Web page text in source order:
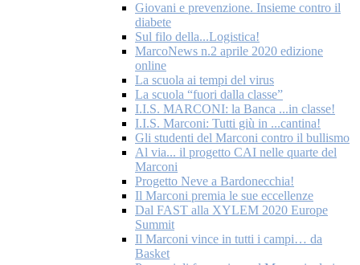
Giovani e prevenzione. Insieme contro il
diabete
Sul filo della...Logistica!
MarcoNews n.2 aprile 2020 edizione
online
La scuola ai tempi del virus
La scuola “fuori dalla classe”
I.I.S. MARCONI: la Banca ...in classe!
I.I.S. Marconi: Tutti giù in ...cantina!
Gli studenti del Marconi contro il bullismo
Al via... il progetto CAI nelle quarte del
Marconi
Progetto Neve a Bardonecchia!
Il Marconi premia le sue eccellenze
Dal FAST alla XYLEM 2020 Europe
Summit
Il Marconi vince in tutti i campi… da
Basket